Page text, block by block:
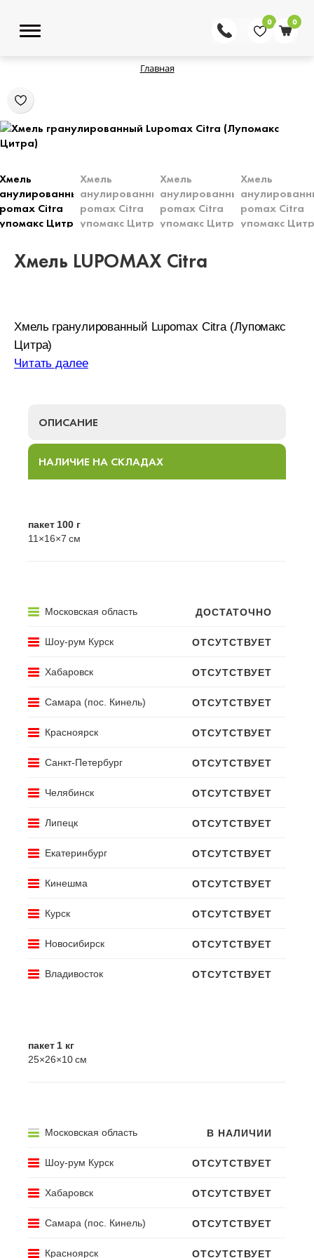
0 0
Главная
Хмель LUPOMAX Citra
Хмель гранулированный Lupomax Citra (Лупомакс
Цитра)
Читать далее
ОПИСАНИЕ
НАЛИЧИЕ НА СКЛАДАХ
пакет 100 г
11×16×7 см
ПРОИЗВОДИТЕЛЬ
АЛЬФА- КИСЛОТА, %
680 руб.
1 шт
В КОРЗИНУ
Московская область ДОСТАТОЧНО
Шоу-рум Курск ОТСУТСТВУЕТ
Хабаровск ОТСУТСТВУЕТ
Самара (пос. Кинель) ОТСУТСТВУЕТ
Красноярск ОТСУТСТВУЕТ
Санкт-Петербург ОТСУТСТВУЕТ
Челябинск ОТСУТСТВУЕТ
Липецк ОТСУТСТВУЕТ
Екатеринбург ОТСУТСТВУЕТ
Кинешма ОТСУТСТВУЕТ
Курск ОТСУТСТВУЕТ
Новосибирск ОТСУТСТВУЕТ
Владивосток ОТСУТСТВУЕТ
пакет 1 кг
25×26×10 см
ПРОИЗВОДИТЕЛЬ
АЛЬФА- КИСЛОТА, %
6 500
1 шт
Московская область В НАЛИЧИИ
Шоу-рум Курск ОТСУТСТВУЕТ
Хабаровск ОТСУТСТВУЕТ
Самара (пос. Кинель) ОТСУТСТВУЕТ
Красноярск ОТСУТСТВУЕТ